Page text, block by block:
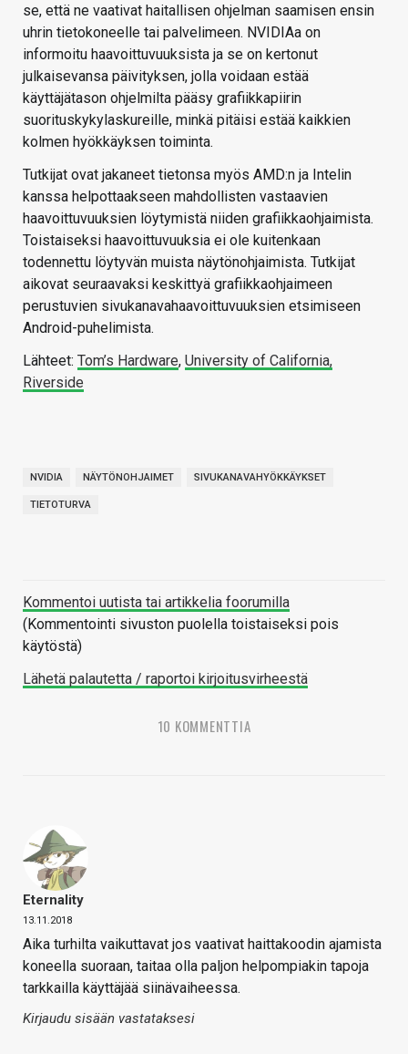
se, että ne vaativat haitallisen ohjelman saamisen ensin
uhrin tietokoneelle tai palvelimeen. NVIDIAa on
informoitu haavoittuvuuksista ja se on kertonut
julkaisevansa päivityksen, jolla voidaan estää
käyttäjätason ohjelmilta pääsy grafiikkapiirin
suorituskykylaskureille, minkä pitäisi estää kaikkien
kolmen hyökkäyksen toiminta.
Tutkijat ovat jakaneet tietonsa myös AMD:n ja Intelin
kanssa helpottaakseen mahdollisten vastaavien
haavoittuvuuksien löytymistä niiden grafiikkaohjaimista.
Toistaiseksi haavoittuvuuksia ei ole kuitenkaan
todennettu löytyvän muista näytönohjaimista. Tutkijat
aikovat seuraavaksi keskittyä grafiikkaohjaimeen
perustuvien sivukanavahaavoittuvuuksien etsimiseen
Android-puhelimista.
Lähteet: Tom’s Hardware, University of California,
Riverside
NVIDIA NÄYTÖNOHJAIMET SIVUKANAVAHYÖKKÄYKSET
TIETOTURVA
Kommentoi uutista tai artikkelia foorumilla
(Kommentointi sivuston puolella toistaiseksi pois
käytöstä)
Lähetä palautetta / raportoi kirjoitusvirheestä
10 KOMMENTTIA
Eternality
13.11.2018
Aika turhilta vaikuttavat jos vaativat haittakoodin ajamista
koneella suoraan, taitaa olla paljon helpompiakin tapoja
tarkkailla käyttäjää siinävaiheessa.
Kirjaudu sisään vastataksesi